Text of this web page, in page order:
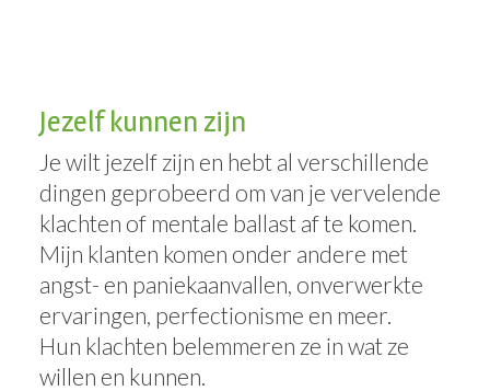
Jezelf kunnen zijn
Je wilt jezelf zijn en hebt al verschillende
dingen geprobeerd om van je vervelende
klachten of mentale ballast af te komen.
Mijn klanten komen onder andere met
angst- en paniekaanvallen, onverwerkte
ervaringen, perfectionisme en meer.
Hun klachten belemmeren ze in wat ze
willen en kunnen.